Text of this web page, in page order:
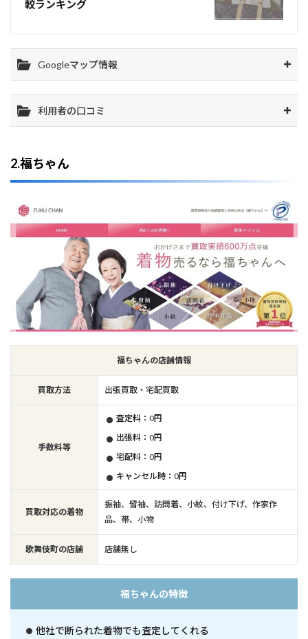
較ランキング
Googleマップ情報
利用者の口コミ
2.福ちゃん
福ちゃんの店舗情報
買取方法 出張買取・宅配買取
手数料等
査定料：0円
出張料：0円
宅配料：0円
キャンセル時：0円
買取対応の着物
振袖、留袖、訪問着、小紋、付け下げ、作家作
品、帯、小物
歌舞伎町の店舗 店舗無し
福ちゃんの特徴
他社で断られた着物でも査定してくれる